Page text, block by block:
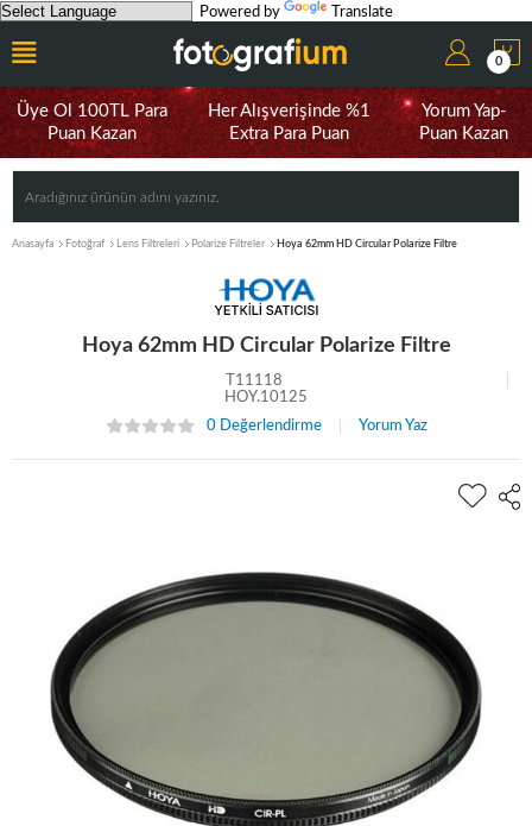
Powered by Translate
0
Üye Ol 100TL Para
Puan Kazan
Her Alışverişinde %1
Extra Para Puan
Yorum Yap-
Puan Kazan
Anasayfa Fotoğraf Lens Filtreleri Polarize Filtreler Hoya 62mm HD Circular Polarize Filtre
Hoya 62mm HD Circular Polarize Filtre
T11118
HOY.10125
0 Değerlendirme
Yorum Yaz